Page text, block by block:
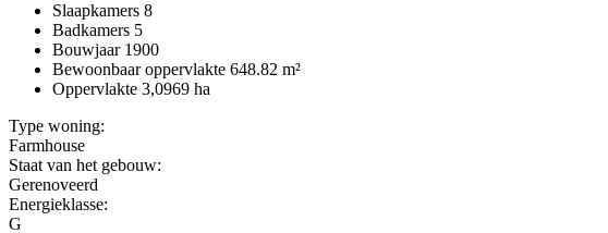
Slaapkamers 8
Badkamers 5
Bouwjaar 1900
Bewoonbaar oppervlakte 648.82 m²
Oppervlakte 3,0969 ha
Type woning:
Farmhouse
Staat van het gebouw:
Gerenoveerd
Energieklasse:
G